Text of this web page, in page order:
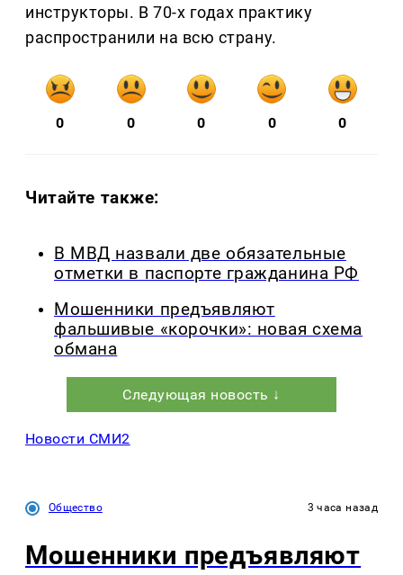
инструкторы. В 70-х годах практику
распространили на всю страну.
0 0 0 0 0
Читайте также:
В МВД назвали две обязательные
отметки в паспорте гражданина РФ
Мошенники предъявляют
фальшивые «корочки»: новая схема
обмана
Следующая новость ↓
Новости СМИ2
Общество 3 часа назад
Мошенники предъявляют